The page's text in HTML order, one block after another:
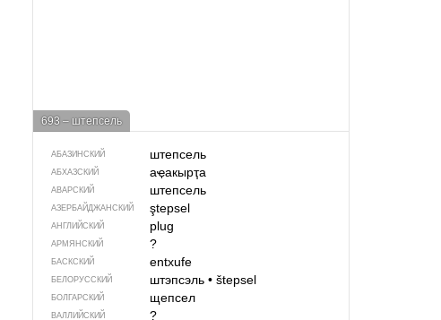
693 – штепсель
АБАЗИНСКИЙ штепсель
АБХАЗСКИЙ аҿакырҭа
АВАРСКИЙ штепсель
АЗЕРБАЙДЖАН­СКИЙ ştepsel
АНГЛИЙСКИЙ plug
АРМЯНСКИЙ ?
БАСКСКИЙ entxufe
БЕЛОРУССКИЙ штэпсэль• štepsel
БОЛГАРСКИЙ щепсел
ВАЛЛИЙСКИЙ ?